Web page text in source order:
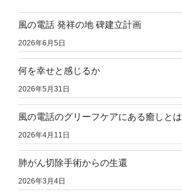
風の電話 発祥の地 碑建立計画
2026年6月5日
何を幸せと感じるか
2026年5月31日
風の電話のグリーフケアにある癒しとは
2026年4月11日
肺がん切除手術からの生還
2026年3月4日